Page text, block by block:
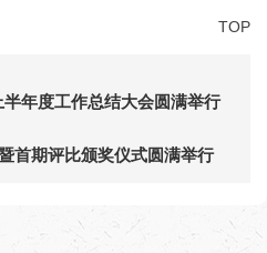
TOP
年度工作总结大会圆满举行
首期评比颁奖仪式圆满举行